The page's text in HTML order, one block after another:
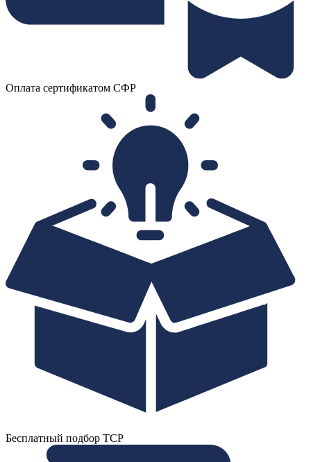
Оплата сертификатом СФР
Бесплатный подбор ТСР